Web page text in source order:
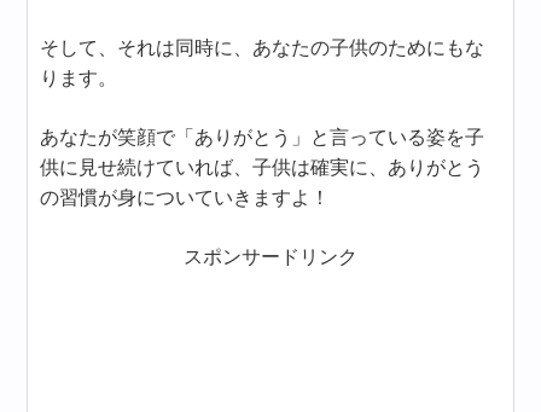
そして、それは同時に、あなたの子供のためにもな
ります。
あなたが笑顔で「ありがとう」と言っている姿を子
供に見せ続けていれば、子供は確実に、ありがとう
の習慣が身についていきますよ！
スポンサードリンク